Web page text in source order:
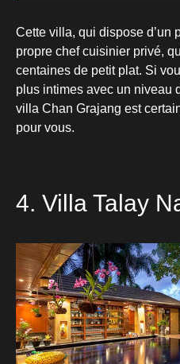
Cette villa, qui dispose d’un
propre chef cuisinier privé,
centaines de petit plat. Si
plus intimes avec un niveau
villa Chan Grajang est
pour vous.
4. Villa Talay